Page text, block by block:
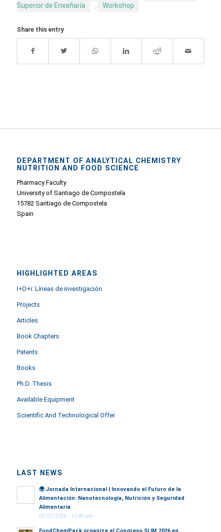
Superior de Enxeñaría
, Workshop
Share this entry
DEPARTMENT OF ANALYTICAL CHEMISTRY
NUTRITION AND FOOD SCIENCE
Pharmacy Faculty
University of Santiago de Compostela
15782 Santiago de Compostela
Spain
HIGHLIGHTED AREAS
I+D+i: Líneas de investigación
Projects
Articles
Book Chapters
Patents
Books
Ph.D. Thesis
Available Equipment
Scientific And Technological Offer
LAST NEWS
🌍 Jornada Internacional | Innovando el Futuro de la
Alimentación: Nanotecnología, Nutrición y Seguridad
Alimentaria
02/07/2026 - 12:49 pm
FoodChemPack organiza el Congreso SLIM 2026 en